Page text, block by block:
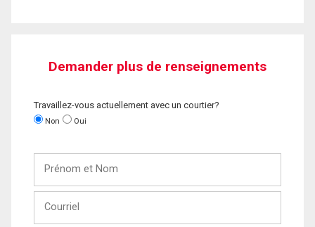
Demander plus de renseignements
Travaillez-vous actuellement avec un courtier?
Non Oui
Nom